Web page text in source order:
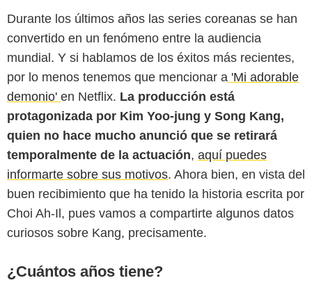
Durante los últimos años las series coreanas se han
convertido en un fenómeno entre la audiencia
mundial. Y si hablamos de los éxitos más recientes,
por lo menos tenemos que mencionar a 'Mi adorable
demonio' en Netflix. La producción está
protagonizada por Kim Yoo-jung y Song Kang,
quien no hace mucho anunció que se retirará
temporalmente de la actuación, aquí puedes
informarte sobre sus motivos. Ahora bien, en vista del
buen recibimiento que ha tenido la historia escrita por
Choi Ah-Il, pues vamos a compartirte algunos datos
curiosos sobre Kang, precisamente.
¿Cuántos años tiene?
Instagram @songkang_b